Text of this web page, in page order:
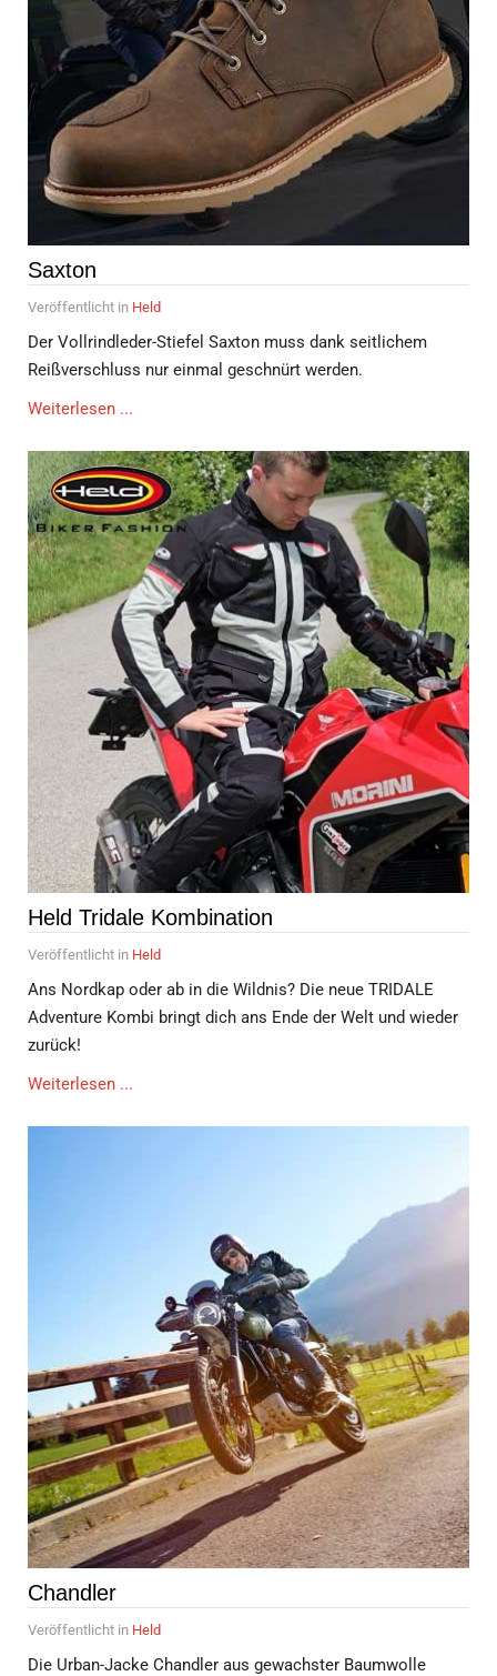
Saxton
Veröffentlicht in Held
Der Vollrindleder-Stiefel Saxton muss dank seitlichem
Reißverschluss nur einmal geschnürt werden.
Weiterlesen ...
Held Tridale Kombination
Veröffentlicht in Held
Ans Nordkap oder ab in die Wildnis? Die neue TRIDALE
Adventure Kombi bringt dich ans Ende der Welt und wieder
zurück!
Weiterlesen ...
Chandler
Veröffentlicht in Held
Die Urban-Jacke Chandler aus gewachster Baumwolle